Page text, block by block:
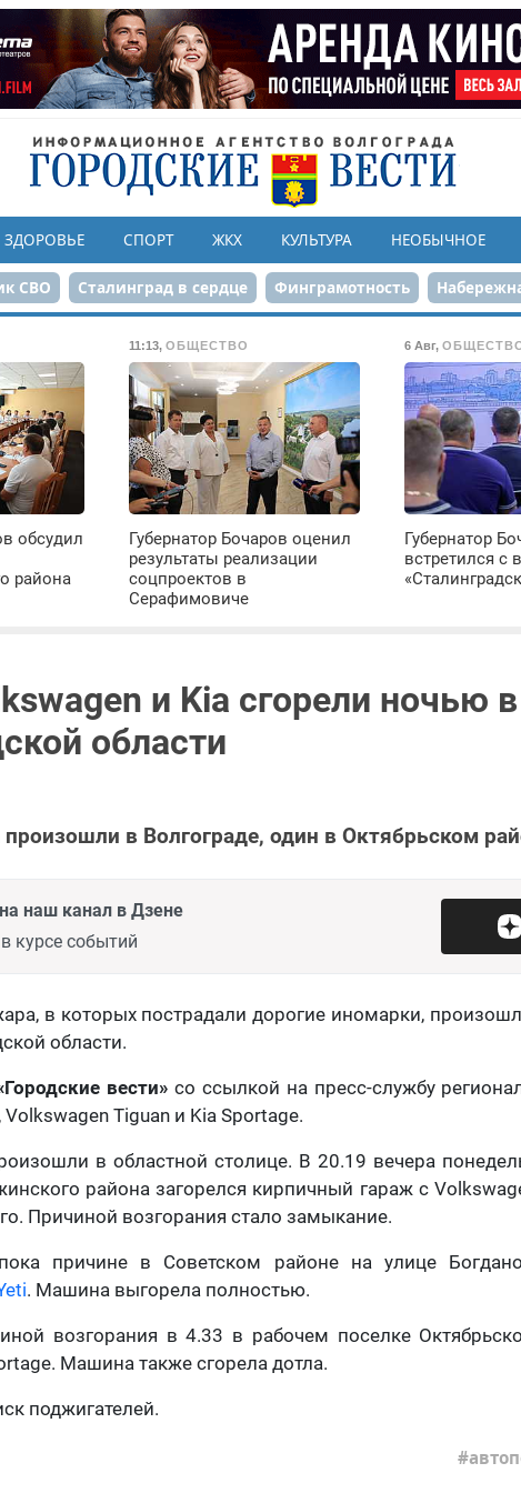
ЗДОРОВЬЕ СПОРТ ЖКХ КУЛЬТУРА НЕОБЫЧНОЕ
СВО Сталинград в сердце Финграмотность
80-летие Победы Парк Героев-летчиков
обсудил
района
11:13,ОБЩЕСТВО
Губернатор Бочаров оценил
результаты реализации
соцпроектов в
Серафимовиче
6 Авг,
Губернатор
встретился с
и Kia сгорели ночью в
области
в Волгограде, один в Октябрьском
наш канал в Дзене
курсе событий
в которых пострадали дорогие иномарки,
области.
вести» со ссылкой на пресс-службу
Volkswagen Tiguan и Kia Sportage.
в областной столице. В 20.19 вечера
района загорелся кирпичный гараж с
Причиной возгорания стало замыкание.
причине в Советском районе на улице
. Машина выгорела полностью.
возгорания в 4.33 в рабочем поселке
Машина также сгорела дотла.
поджигателей.